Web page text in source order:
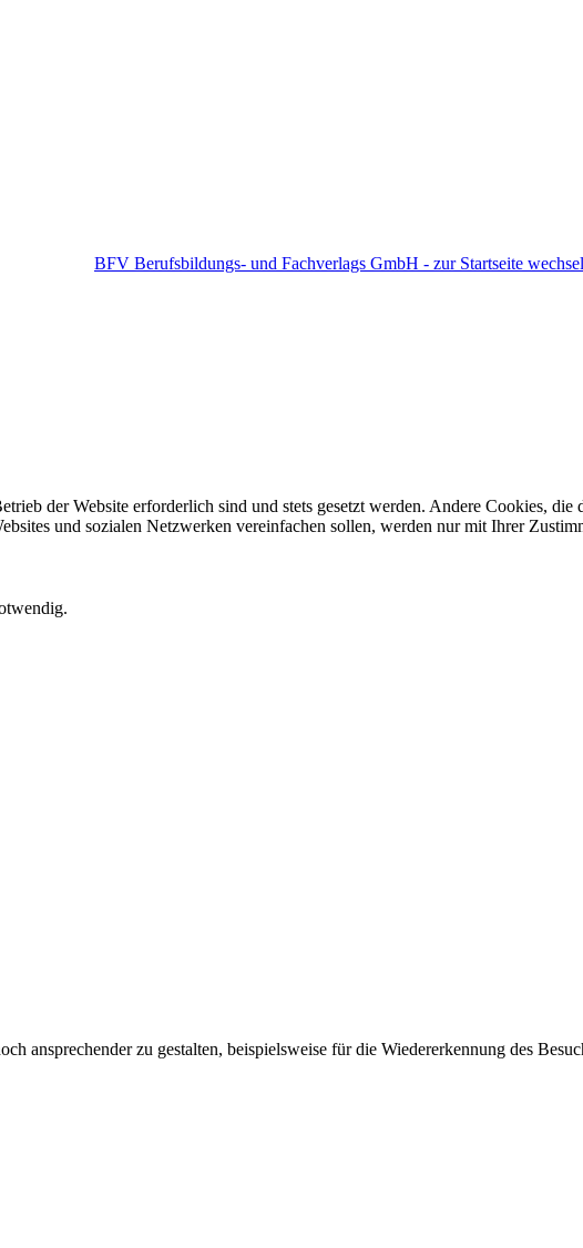
der Website erforderlich sind und stets gesetzt werden. Andere Cookies,
und sozialen Netzwerken vereinfachen sollen, werden nur mit Ihrer
ansprechender zu gestalten, beispielsweise für die Wiedererkennung des